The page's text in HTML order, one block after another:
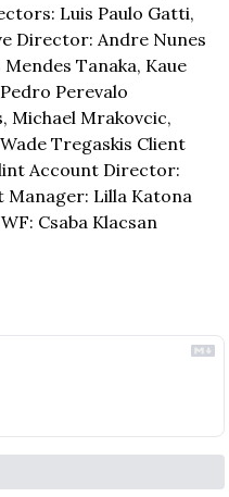
Luis Paulo Gatti,
Director: Andre Nunes
Tanaka, Kaue
Perevalo
Michael Mrakovcic,
Tregaskis Client
Account Director:
Lilla Katona
Csaba Klacsan